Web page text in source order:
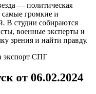
— политическая
громкие и
В студии собираются
военные эксперты и
зрения и найти правду.
экспорт СПГ
от 06.02.2024